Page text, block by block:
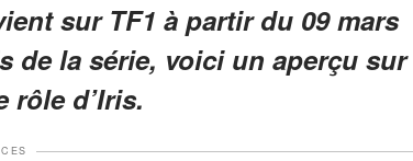
sur TF1 à partir du 09 mars
de la série, voici un aperçu sur
rôle d’Iris.